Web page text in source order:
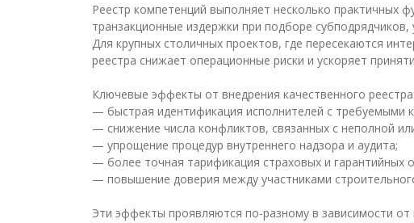
Реестр компетенций выполняет несколько практичных
транзакционные издержки при подборе
Для крупных столичных проектов, где пересекаются
реестра снижает операционные риски и ускоряет
Ключевые эффекты от внедрения качественного реестра:
— быстрая идентификация исполнителей с требуемыми
— снижение числа конфликтов, связанных с неполной
— упрощение процедур внутреннего надзора и аудита;
— более точная тарификация страховых и гарантийных
— повышение доверия между участниками
Эти эффекты проявляются по-разному в зависимости